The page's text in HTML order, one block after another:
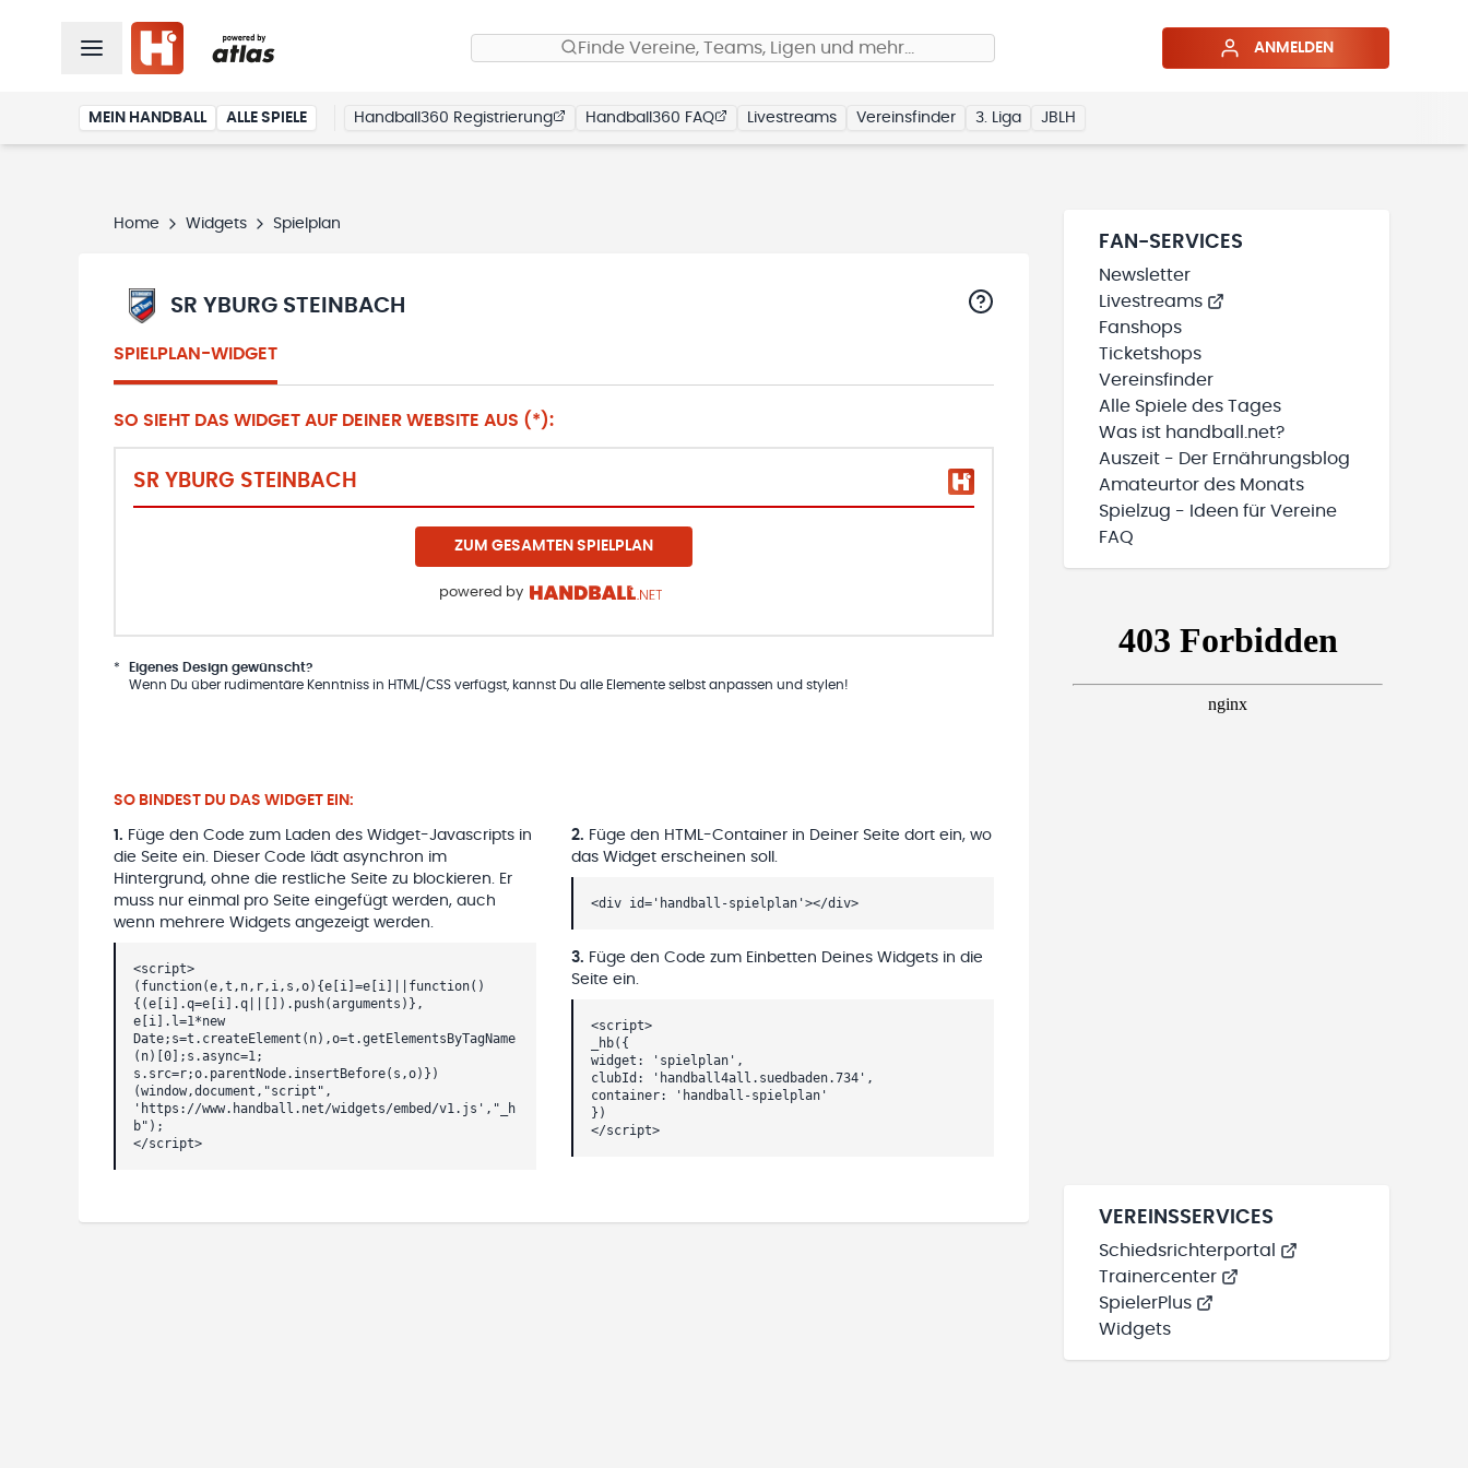
Finde Vereine, Teams, Ligen und mehr… ANMELDEN
MEIN HANDBALL ALLE SPIELE Handball360 Registrierung Handball360 FAQ Livestreams Vereinsfinder 3. Liga JBLH
Home Widgets Spielplan
SR YBURG STEINBACH
SPIELPLAN-WIDGET
SO SIEHT DAS WIDGET AUF DEINER WEBSITE AUS (*):
SR YBURG STEINBACH
ZUM GESAMTEN SPIELPLAN
powered by
*
Eigenes Design gewünscht?
Wenn Du über rudimentäre Kenntniss in HTML/CSS verfügst, kannst Du alle Elemente selbst anpassen und stylen!
SO BINDEST DU DAS WIDGET EIN:
1 . Füge den Code zum Laden des Widget-Javascripts in
die Seite ein. Dieser Code lädt asynchron im
Hintergrund, ohne die restliche Seite zu blockieren. Er
muss nur einmal pro Seite eingefügt werden, auch
wenn mehrere Widgets angezeigt werden.
<script>
(function(e,t,n,r,i,s,o){e[i]=e[i]||function()
{(e[i].q=e[i].q||[]).push(arguments)},
e[i].l=1*new
Date;s=t.createElement(n),o=t.getElementsByTagName
(n)[0];s.async=1;
s.src=r;o.parentNode.insertBefore(s,o)})
(window,document,"script",
'https://www.handball.net/widgets/embed/v1.js',"_h
b");
</script>
2. Füge den HTML-Container in Deiner Seite dort ein, wo
das Widget erscheinen soll.
<div id='handball-spielplan'></div>
3. Füge den Code zum Einbetten Deines Widgets in die
Seite ein.
<script>
_hb({
widget: 'spielplan',
clubId: 'handball4all.suedbaden.734',
container: 'handball-spielplan'
})
</script>
FAN-SERVICES
Newsletter
Livestreams
Fanshops
Ticketshops
Vereinsfinder
Alle Spiele des Tages
Was ist handball.net?
Auszeit - Der Ernährungsblog
Amateurtor des Monats
Spielzug - Ideen für Vereine
FAQ
VEREINSSERVICES
Schiedsrichterportal
Trainercenter
SpielerPlus
Widgets